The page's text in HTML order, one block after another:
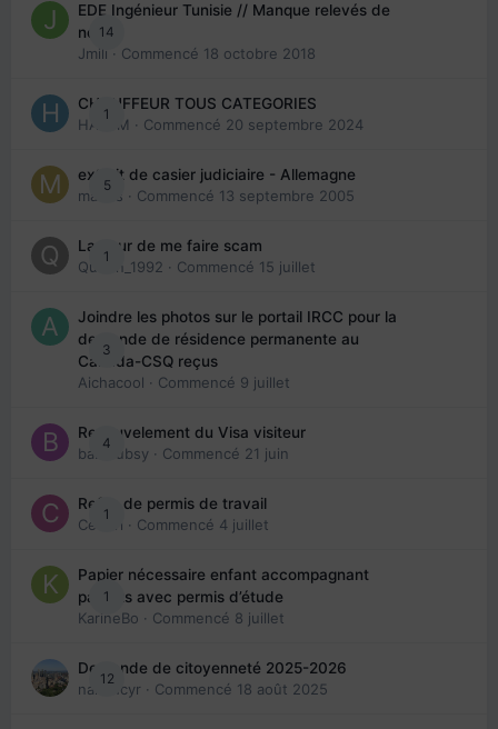
14
EDE Ingénieur Tunisie // Manque relevés de
note
Jmili · Commencé 18 octobre 2018
1
CHAUFFEUR TOUS CATEGORIES
HAZEM · Commencé 20 septembre 2024
5
extrait de casier judiciaire - Allemagne
maries · Commencé 13 septembre 2005
1
La peur de me faire scam
Queen_1992 · Commencé 15 juillet
3
Joindre les photos sur le portail IRCC pour la
demande de résidence permanente au
Canada-CSQ reçus
Aichacool · Commencé 9 juillet
4
Renouvelement du Visa visiteur
babibubsy · Commencé 21 juin
1
Refus de permis de travail
Cedbri · Commencé 4 juillet
1
Papier nécessaire enfant accompagnant
parents avec permis d’étude
KarineBo · Commencé 8 juillet
12
Demande de citoyenneté 2025-2026
nanancyr · Commencé 18 août 2025